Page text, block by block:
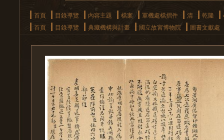
首頁 目錄導覽 內容主題 檔案 軍機處檔摺件 清 乾隆
首頁
目錄導覽 典藏機構與計畫 國立故宮博物院 圖書文獻處